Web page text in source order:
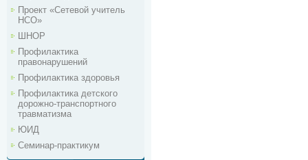
Проект «Сетевой учитель
НСО»
ШНОР
Профилактика
правонарушений
Профилактика здоровья
Профилактика детского
дорожно-транспортного
травматизма
ЮИД
Семинар-практикум